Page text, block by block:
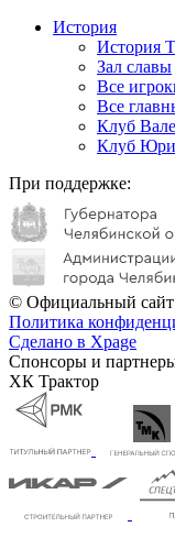
История
История
Зал славы
Все
Все
Клуб
Клуб
При поддержке:
© Официальный сайт
Политика
Сделано в Xpage
Спонсоры и
ХК Трактор